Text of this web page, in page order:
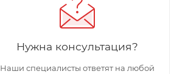
Нужна консультация?
Наши специалисты ответят на любой